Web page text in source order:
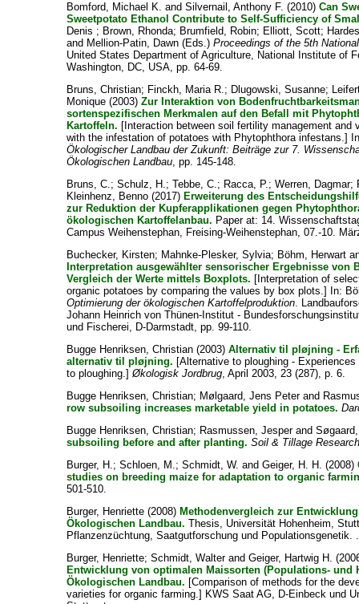
Bomford, Michael K. andSilvernail, Anthony F. (2010)Can
Sweetpotato Ethanol Contribute to Self-Sufficiency of
Denis ; Brown, Rhonda; Brumfield, Robin; Elliott, Scott;
and Mellion-Patin, Dawn(Eds.)Proceedings of the 5th
United States Department of Agriculture, National Institute of
Washington, DC, USA, pp. 64-69.
Bruns, Christian; Finckh, Maria R.; Dlugowski, Susanne;
Monique (2003)Zur Interaktion von
sortenspezifischen Merkmalen auf den Befall mit
Kartoffeln. [Interaction between soil fertility management
with the infestation of potatoes with Phytophthora infestans.]
Ökologischer Landbau der Zukunft: Beiträge zur 7.
Ökologischen Landbau, pp. 145-148.
Bruns, C.;Schulz, H.;Tebbe, C.; Racca, P.;Werren, Dagmar;
Kleinhenz, Benno (2017) Erweiterung des
zur Reduktion der Kupferapplikationen gegen
ökologischen Kartoffelanbau. Paper at: 14.
Campus Weihenstephan, Freising-Weihenstephan, 07.-10.
Buchecker, Kirsten; Mahnke-Plesker, Sylvia; Böhm, Herwart
Interpretation ausgewählter sensorischer Ergebnisse von
Vergleich der Werte mittels Boxplots. [Interpretation of
organic potatoes by comparing the values by box plots.] In:
Optimierung der ökologischen Kartoffelproduktion.
Johann Heinrich von Thünen-Institut -
und Fischerei, D-Darmstadt, pp. 99-110.
Bugge Henriksen, Christian (2003)Alternativ til pløjning -
alternativ til pløjning. [Alternative to ploughing -
to ploughing.]Økologisk Jordbrug, April 2003, 23 (287), p. 6.
Bugge Henriksen, Christian; Mølgaard, Jens Peterand
row subsoiling increases marketable yield in potatoes.
Bugge Henriksen, Christian; Rasmussen, Jesperand
subsoiling before and after planting. Soil & Tillage
Burger, H.;Schloen, M.;Schmidt, W. andGeiger, H. H. (2008)
studies on breeding maize for adaptation to organic
501-510.
Burger, Henriette (2008) Methodenvergleich zur
Ökologischen Landbau. Thesis, Universität Hohenheim,
Pflanzenzüchtung, Saatgutforschung und Populationsgenetik.
Burger, Henriette;Schmidt, WalterandGeiger, Hartwig H.
Entwicklung von optimalen Maissorten (Populations- und
Ökologischen Landbau. [Comparison of methods for the
varieties for organic farming.] KWS Saat AG, D-Einbeck und